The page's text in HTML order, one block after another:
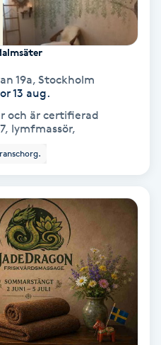
19a, Stockholm
13 aug.
och är certifierad
lymfmassör,